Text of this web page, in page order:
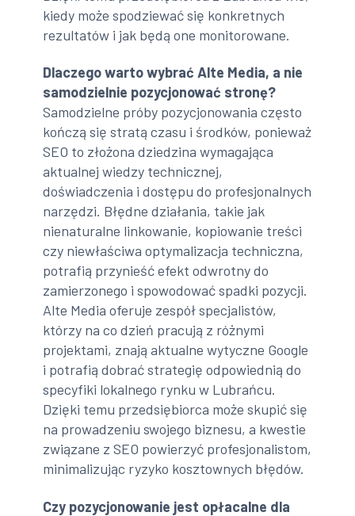
kiedy może spodziewać się konkretnych
rezultatów i jak będą one monitorowane.
Dlaczego warto wybrać Alte Media, a nie
samodzielnie pozycjonować stronę?
Samodzielne próby pozycjonowania często
kończą się stratą czasu i środków, ponieważ
SEO to złożona dziedzina wymagająca
aktualnej wiedzy technicznej,
doświadczenia i dostępu do profesjonalnych
narzędzi. Błędne działania, takie jak
nienaturalne linkowanie, kopiowanie treści
czy niewłaściwa optymalizacja techniczna,
potrafią przynieść efekt odwrotny do
zamierzonego i spowodować spadki pozycji.
Alte Media oferuje zespół specjalistów,
którzy na co dzień pracują z różnymi
projektami, znają aktualne wytyczne Google
i potrafią dobrać strategię odpowiednią do
specyfiki lokalnego rynku w Lubrańcu.
Dzięki temu przedsiębiorca może skupić się
na prowadzeniu swojego biznesu, a kwestie
związane z SEO powierzyć profesjonalistom,
minimalizując ryzyko kosztownych błędów.
Czy pozycjonowanie jest opłacalne dla